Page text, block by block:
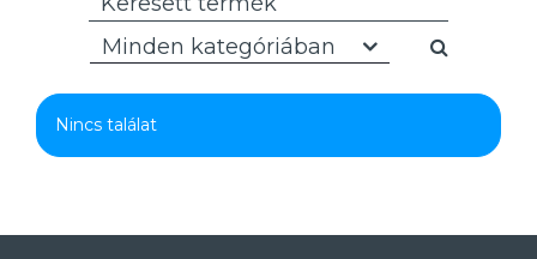
Minden kategóriában
Nincs találat